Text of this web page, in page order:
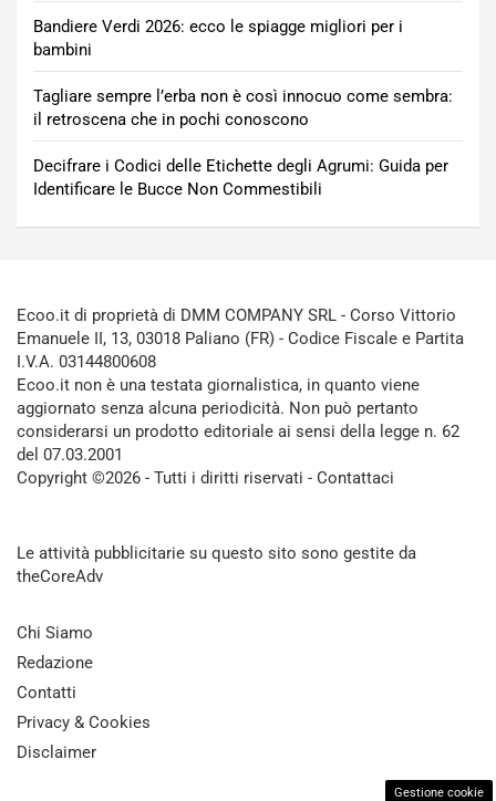
Bandiere Verdi 2026: ecco le spiagge migliori per i
bambini
Tagliare sempre l’erba non è così innocuo come sembra:
il retroscena che in pochi conoscono
Decifrare i Codici delle Etichette degli Agrumi: Guida per
Identificare le Bucce Non Commestibili
Ecoo.it di proprietà di DMM COMPANY SRL - Corso Vittorio
Emanuele II, 13, 03018 Paliano (FR) - Codice Fiscale e Partita
I.V.A. 03144800608
Ecoo.it non è una testata giornalistica, in quanto viene
aggiornato senza alcuna periodicità. Non può pertanto
considerarsi un prodotto editoriale ai sensi della legge n. 62
del 07.03.2001
Copyright ©2026 - Tutti i diritti riservati - Contattaci
Le attività pubblicitarie su questo sito sono gestite da
theCoreAdv
Chi Siamo
Redazione
Contatti
Privacy & Cookies
Disclaimer
Gestione cookie